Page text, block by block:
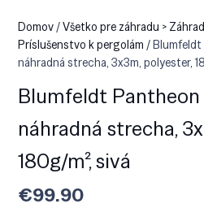
Domov/Všetko pre záhradu >
Príslušenstvo k pergolám / Blumfeldt
náhradná strecha, 3x3m, polyester,
Blumfeldt
náhradná strecha,
180g/m², sivá
€99.90